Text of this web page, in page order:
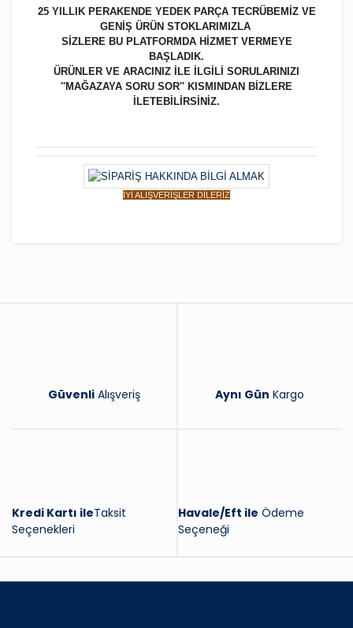
25 YILLIK PERAKENDE YEDEK PARÇA TECRÜBEMİZ VE
GENİŞ ÜRÜN STOKLARIMIZLA
SİZLERE BU PLATFORMDA HİZMET VERMEYE
BAŞLADIK.
ÜRÜNLER VE ARACINIZ İLE İLGİLİ SORULARINIZI
''MAĞAZAYA SORU SOR'' KISMINDAN BİZLERE
İLETEBİLİRSİNİZ.
İYİ ALIŞVERİŞLER DİLERİZ
Güvenli Alışveriş Aynı Gün Kargo
Kredi Kartı ileTaksit
Seçenekleri
Havale/Eft ile Ödeme
Seçeneği